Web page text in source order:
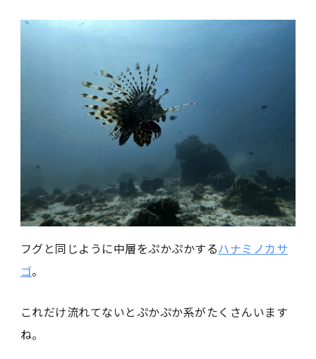
フグと同じように中層をぷかぷかするハナミノカサ
ゴ。
これだけ流れてないとぷかぷか系がたくさんいます
ね。